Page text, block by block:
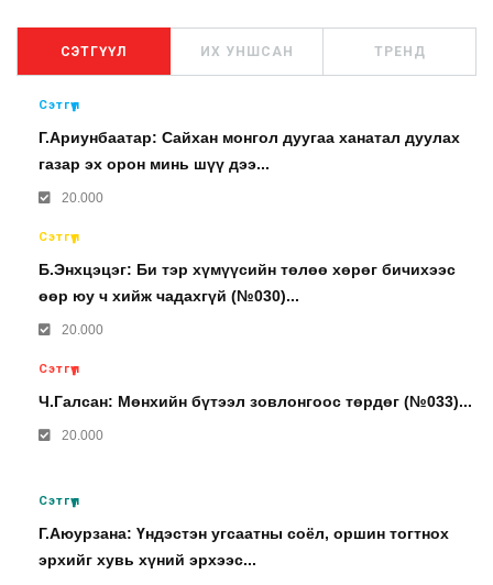
СЭТГҮҮЛ ИХ УНШСАН ТРЕНД
Сэтгүүл
Г.Ариунбаатар: Сайхан монгол дуугаа ханатал дуулах
газар эх орон минь шүү дээ...
20.000
Сэтгүүл
Б.Энхцэцэг: Би тэр хүмүүсийн төлөө хөрөг бичихээс
өөр юу ч хийж чадахгүй (№030)...
20.000
Сэтгүүл
Ч.Галсан: Мөнхийн бүтээл зовлонгоос төрдөг (№033)...
20.000
Сэтгүүл
Г.Аюурзана: Үндэстэн угсаатны соёл, оршин тогтнох
эрхийг хувь хүний эрхээс...